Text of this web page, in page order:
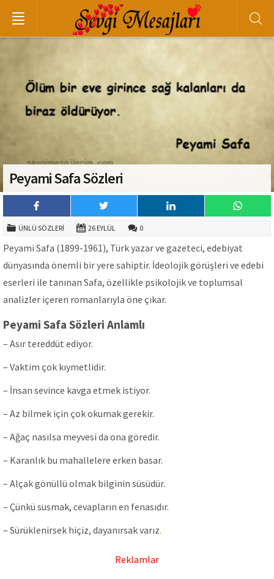
Peyami Safa Sözleri
ÜNLÜ SÖZLERI 26 EYLÜL 0
Peyami Safa (1899-1961), Türk yazar ve gazeteci, edebiyat
dünyasında önemli bir yere sahiptir. İdeolojik görüşleri ve edebi
eserleri ile tanınan Safa, özellikle psikolojik ve toplumsal
analizler içeren romanlarıyla öne çıkar.
Peyami Safa Sözleri Anlamlı
– Asır tereddüt ediyor.
– Vaktim çok kıymetlidir.
– İnsan sevince kavga etmek istiyor.
– Az bilmek için çok okumak gerekir.
– Ağaç nasılsa meyvesi da ona göredir.
– Karanlık bu mahallelere erken basar.
– Alçak gönüllü olmak bilginin süsüdür.
– Çünkü susmak, cevapların en fenasıdır.
– Sürüklenirsek hiçiz, dayanırsak varız.
Reklamlar